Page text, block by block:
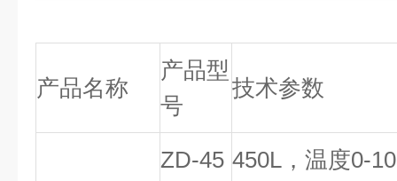
产品名称
产品型
号
技术参数
ZD-45 450L，温度0-